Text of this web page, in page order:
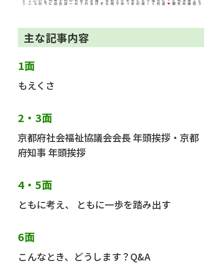
主な記事内容
1面
もえくさ
2・3面
京都府社会福祉協議会会長 年頭挨拶・京都
府知事 年頭挨拶
4・5面
ともに考え、 ともに一歩を踏み出す
6面
こんなとき、どうします？Q&A